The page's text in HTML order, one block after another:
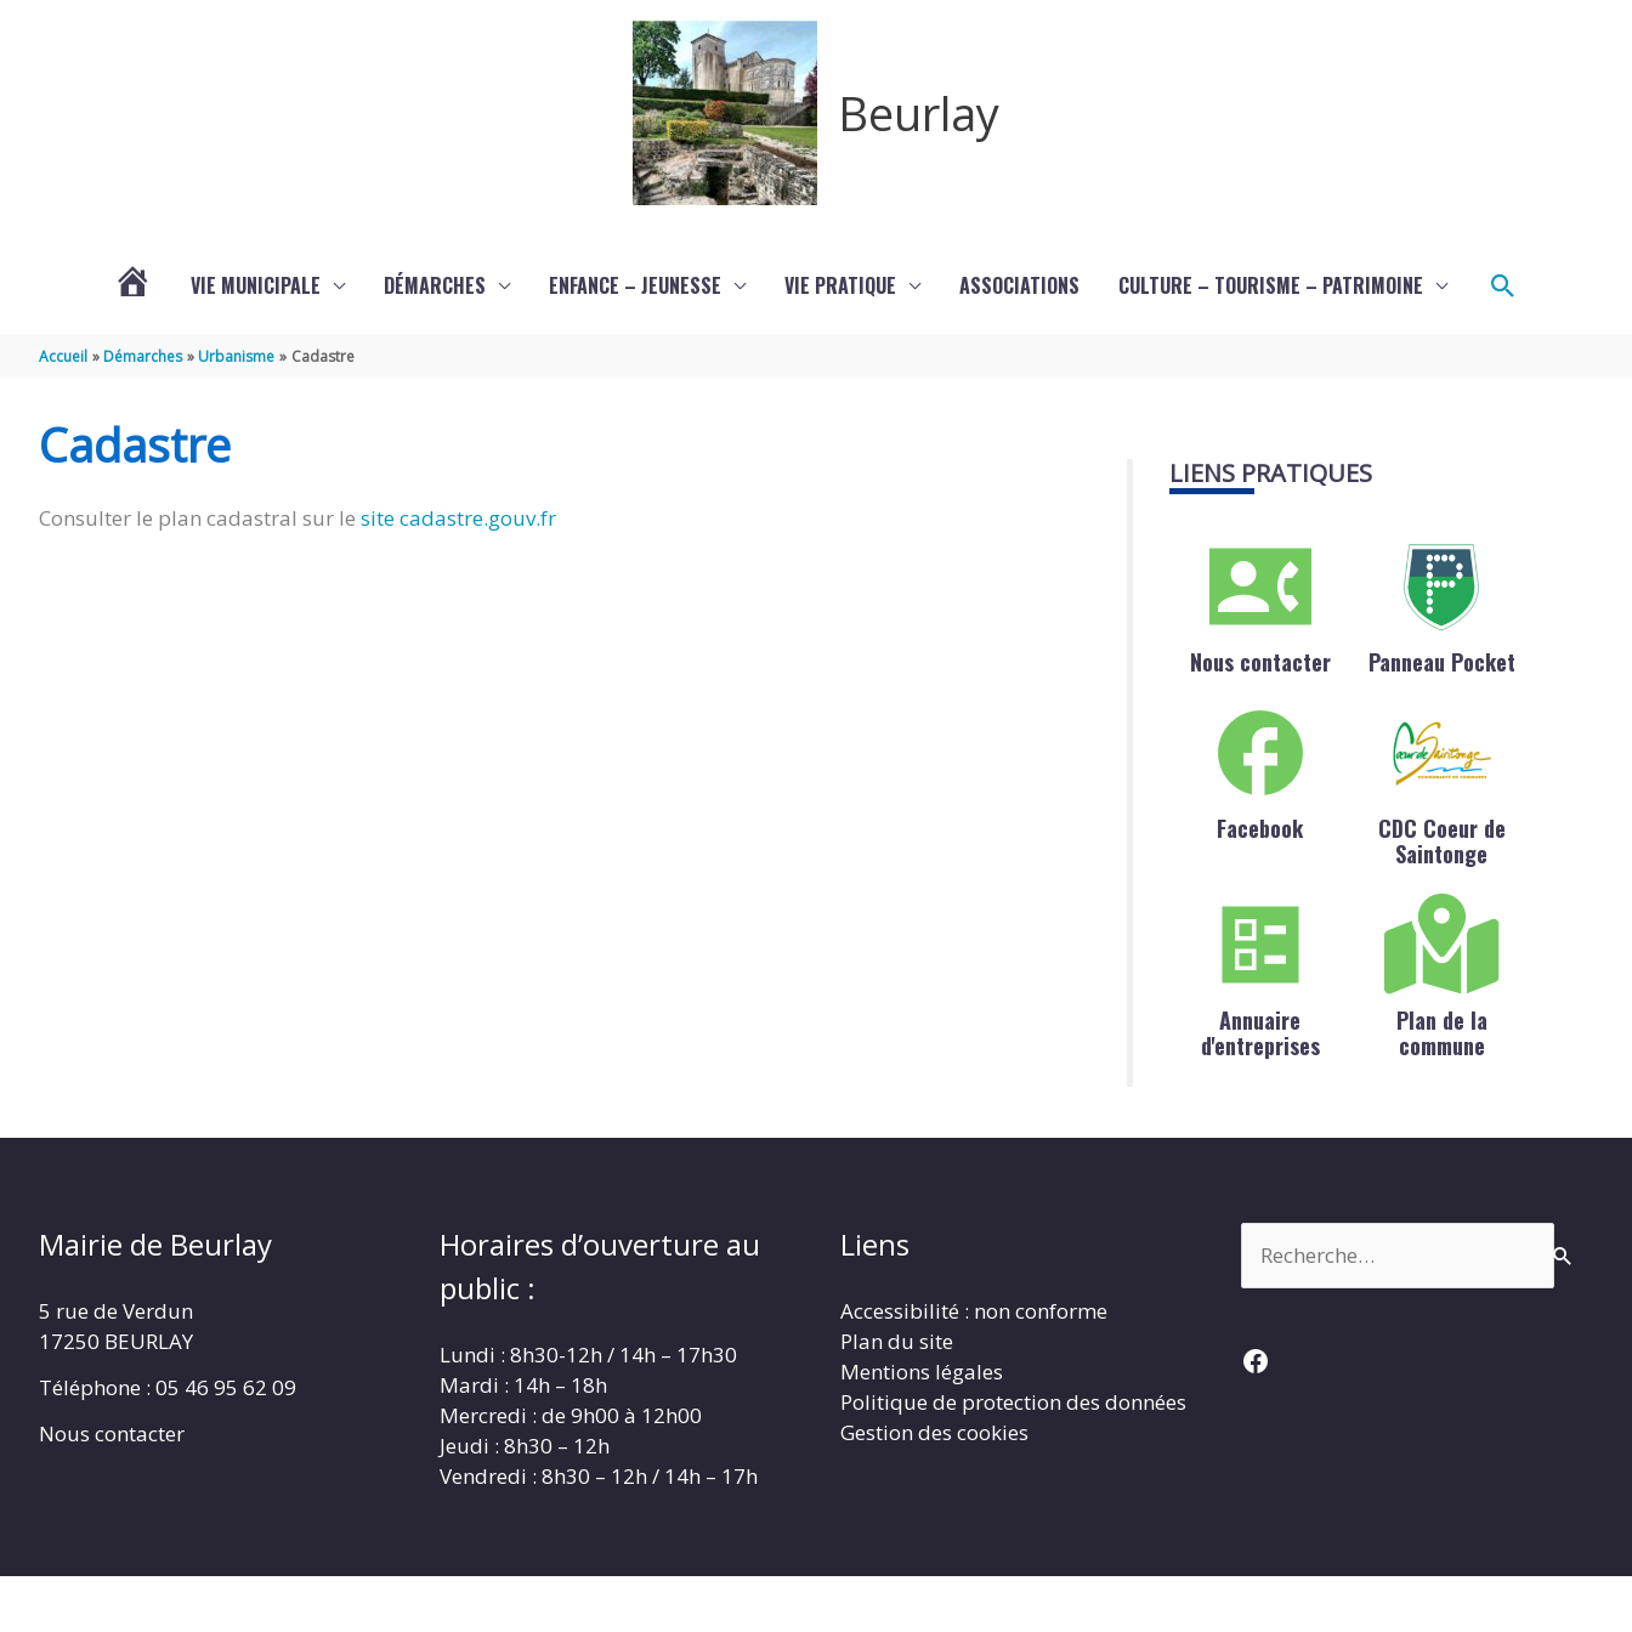
Beurlay
VIE MUNICIPALE DÉMARCHES ENFANCE – JEUNESSE VIE PRATIQUE ASSOCIATIONS CULTURE – TOURISME – PATRIMOINE
Accueil Démarches Urbanisme Cadastre
Cadastre
Consulter le plan cadastral sur le site cadastre.gouv.fr
LIENS PRATIQUES
Nous contacter Panneau Pocket
Facebook
CDC Coeur de
Saintonge
Annuaire
d'entreprises
Plan de la
commune
Mairie de Beurlay
5 rue de Verdun
17250 BEURLAY
Téléphone : 05 46 95 62 09
Nous contacter
Horaires d’ouverture au
public :
Lundi : 8h30-12h / 14h – 17h30
Mardi : 14h – 18h
Mercredi : de 9h00 à 12h00
Jeudi : 8h30 – 12h
Vendredi : 8h30 – 12h / 14h – 17h
Liens
Accessibilité : non conforme
Plan du site
Mentions légales
Politique de protection des données
Gestion des cookies
Facebook